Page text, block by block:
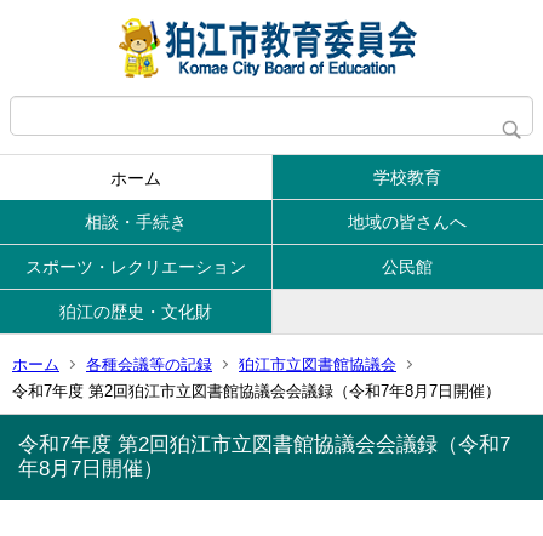
ホーム 学校教育
相談・手続き 地域の皆さんへ
スポーツ・レクリエーション 公民館
狛江の歴史・文化財
ホーム 各種会議等の記録
狛江市立図書館協議会
令和7年度 第2回狛江市立図書館協議会会議録（令和7年8月7日開催）
令和7年度 第2回狛江市立図書館協議会会議録（令和7
年8月7日開催）